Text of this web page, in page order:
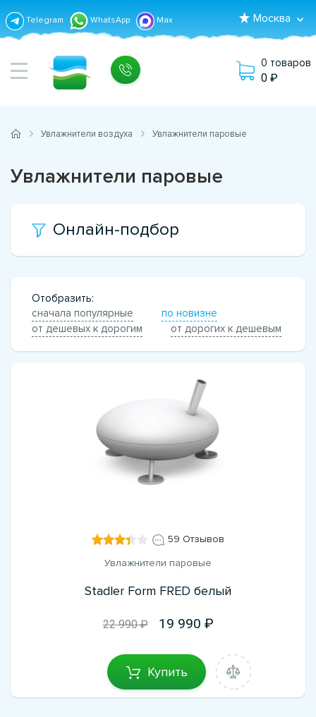
Telegram WhatsApp Max Москва
0 товаров
0
Увлажнители воздуха Увлажнители паровые
Увлажнители паровые
Онлайн-подбор
Отобразить:
сначала популярные
по новизне
от дешевых к дорогим
от дорогих к дешевым
59 Отзывов
Увлажнители паровые
Stadler Form FRED белый
22 990 ₽ 19 990
Купить